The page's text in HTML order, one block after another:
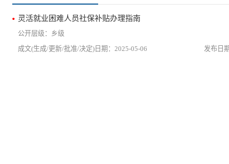
灵活就业困难人员社保补贴办理指南
乡级
2025-05-06